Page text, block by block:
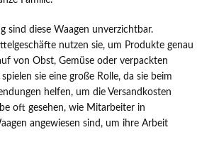
sind diese Waagen unverzichtbar.
nutzen sie, um Produkte genau
von Obst, Gemüse oder verpackten
sie eine große Rolle, da sie beim
helfen, um die Versandkosten
oft gesehen, wie Mitarbeiter in
angewiesen sind, um ihre Arbeit